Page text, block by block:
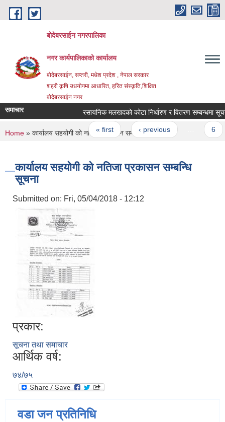
Skip to main content
बोदेबरसाईन नगरपालिका
नगर कार्यपालिकाको कार्यालय
बोदेबरसाईन, सप्तरी, मधेश प्रदेश , नेपाल सरकार
शहरी कृषि उधयोगमा आधारित, हरित संस्कृति,शिक्षित
बोदेबरसाईन नगर
समाचार रसायनिक मलखदको कोटा निर्धारण र वितरण सम्बन्धमा सूचना
Pages
« first ‹ previous
You are here
Home » कार्यालय सहयोगी को नतिजा प्रकासन सम्बन्धि सूचना
कार्यालय सहयोगी को नतिजा प्रकासन सम्बन्धि
सूचना
Submitted on: Fri, 05/04/2018 - 12:12
प्रकार:
सूचना तथा समाचार
आर्थिक वर्ष:
७४/७५
वडा जन प्रतिनिधि